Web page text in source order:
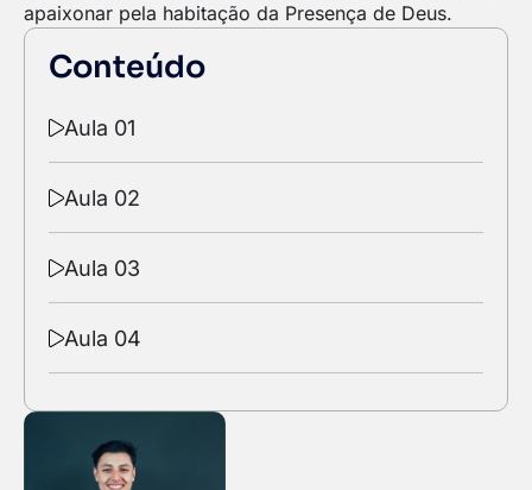
apaixonar pela habitação da Presença de Deus.
Conteúdo
Aula 01
Aula 02
Aula 03
Aula 04